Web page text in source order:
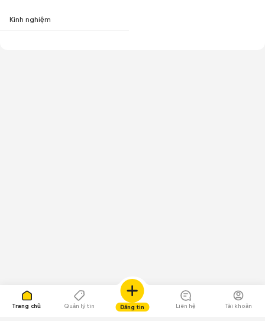
Trang chủ Quản lý tin Đăng tin Liên hệ Tài khoản
Kinh nghiệm